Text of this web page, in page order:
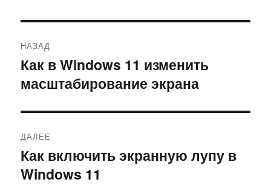
по
записям
НАЗАД
Предыдущая
запись:
Как в Windows 11 изменить
масштабирование экрана
ДАЛЕЕ
Следующая
запись:
Как включить экранную лупу в
Windows 11